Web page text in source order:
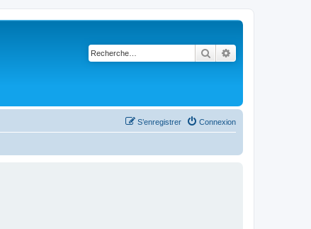
Rechercher
Connexion
S’enregistrer